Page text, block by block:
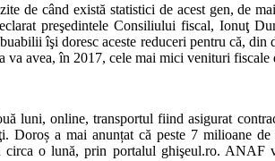
de când există statistici de acest gen, de
preşedintele Consiliului fiscal, Ionuţ
îşi doresc aceste reduceri pentru că,
avea, în 2017, cele mai mici venituri
luni, online, transportul fiind asigurat
a mai anunțat că peste 7 milioane
circa o lună, prin portalul ghişeul.ro.